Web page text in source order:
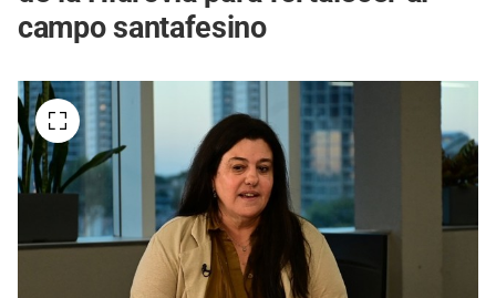
campo santafesino